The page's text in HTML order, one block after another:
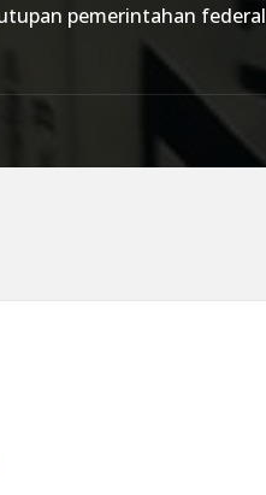
pemerintahan federal